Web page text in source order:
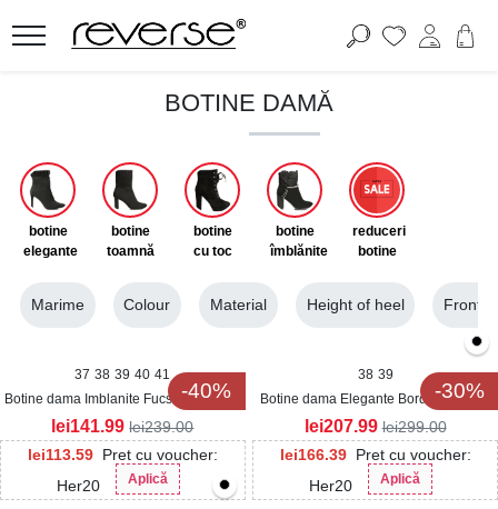
BOTINE DAMĂ
botine
elegante
botine
toamnă
botine
cu toc
botine
îmblănite
reduceri
botine
Marime Colour Material Height of heel Front
-40%
37 38 39 40 41
Botine dama Imblanite Fucsia din Piele
Ecologica Lacuita Efrys
lei113.59 Pret cu voucher:
Her20
Aplică
lei141.99 lei239.00
-30%
38 39
Botine dama Elegante Bordo din Piele
Ecologica Lacuita Graysyn
lei166.39 Pret cu voucher:
Her20
Aplică
lei207.99 lei299.00